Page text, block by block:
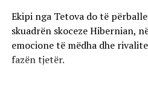
Ekipi nga Tetova do të
skuadrën skoceze Hibernian,
emocione të mëdha dhe
fazën tjetër.